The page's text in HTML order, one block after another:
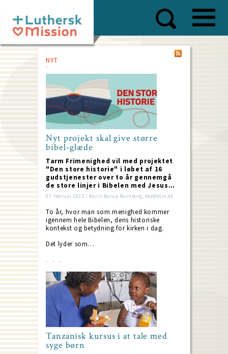
main
content
NYT
Nyt projekt skal give større
bibel-glæde
Tarm Frimenighed vil med projektet
"Den store historie" i løbet af 16
gudstjenester over to år gennemgå
de store linjer i Bibelen med Jesus…
07. februar 2022 / Karin Borup Ravnborg; kbr@dlm.dk
To år, hvor man som menighed kommer
igennem hele Bibelen, dens historiske
kontekst og betydning for kirken i dag.
Det lyder som…
Tanzanisk kursus i at tale med
syge børn